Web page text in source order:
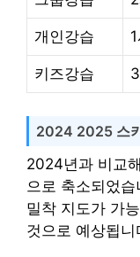
개인강습
키즈강습
2024 2025 스
2024년과 비교
으로 축소되었습
밀착 지도가 가
것으로 예상됩니